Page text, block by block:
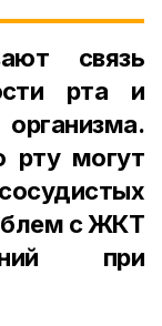
связь
рта и
рту могут
с ЖКТ
при